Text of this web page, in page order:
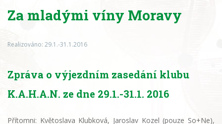
Za mladými víny Moravy
Realizováno: 29.1.-31.1.2016
Zpráva o výjezdním zasedání klubu
K.A.H.A.N. ze dne 29.1.-31.1. 2016
Přítomni: Květoslava Klubková, Jaroslav Kozel (pouze So+Ne),